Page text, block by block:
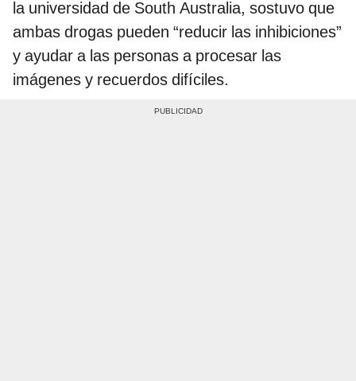
la universidad de South Australia, sostuvo que
ambas drogas pueden “reducir las inhibiciones”
y ayudar a las personas a procesar las
imágenes y recuerdos difíciles.